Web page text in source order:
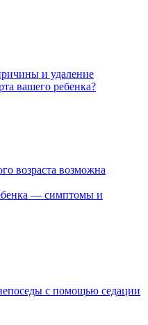
и удаление
вашего ребенка?
возраста возможна
— симптомы и
с помощью седации